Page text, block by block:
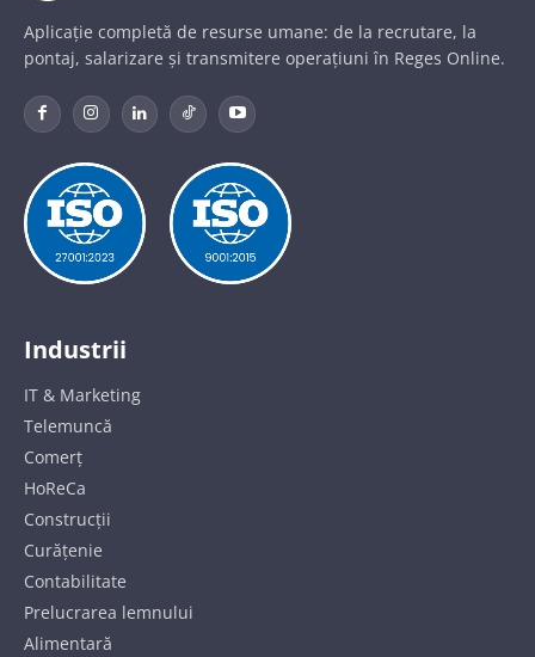
Aplicație completă de resurse umane: de la recrutare, la
pontaj, salarizare și transmitere operațiuni în Reges Online.
Industrii
IT & Marketing
Telemuncă
Comerț
HoReCa
Construcții
Curățenie
Contabilitate
Prelucrarea lemnului
Alimentară